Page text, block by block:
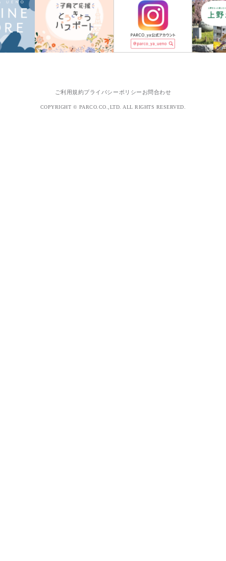
ご利用規約プライバシーポリシー お問合わせ
COPYRIGHT © PARCO.CO.,LTD. ALL RIGHTS RESERVED.